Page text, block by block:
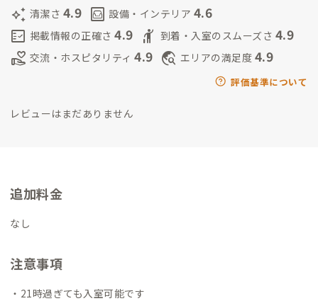
家守 ｜株式会社DECORATE COMPANY 岩本成矢
代家守を務めていた成矢です！2023年11月に家守を退任し肌埜
夫妻に引き継がせていただきましたが、この度サブ家守として
復活しました！門司港Ａ邸の隣にあるカフェSHIKI（四稀）の経
営と、マーケティングパートナー事業をしております。カフェの
誘いなどありましたらご連絡いただけたらと思います。よろしく
立大学地域創生学群小林ゼミです。私たちは全９つのプロジェク
トに分かれて教育・音楽・交通・空間・観光・建物の様々な分
野で地域の皆さんと協力をしながらその地域ならではの魅力の
緒に企画を考えたり、地域のイベントやボランティアに参加をし
たりするなど、様々な交流を通して門司港、北九州の歴史・暮ら
しについて興味を持ち、何度も足を運んで頂けると嬉しいです。
auto_awesome 清潔さ 4.9 living 設備・インテリア 4.6
fact_check 掲載情報の正確さ 4.9 hail 到着・入室のスムーズさ 4.9
volunteer_activism 交流・ホスピタリティ 4.9 travel_explore エリアの満足度 4.9
評価基準について
レビューはまだありません
追加料金
なし
注意事項
・21時過ぎても入室可能です